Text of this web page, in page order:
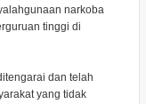
narkoba
tinggi di
dan telah
yang tidak